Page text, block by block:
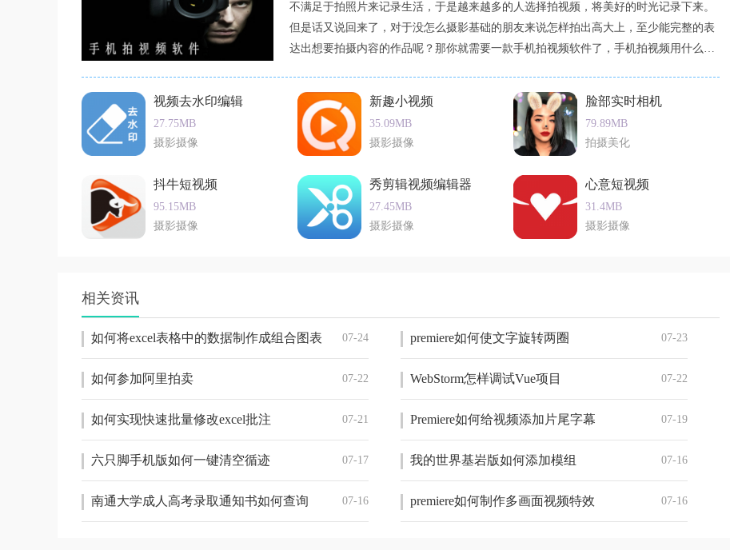
不满足于拍照片来记录生活，于是越来越多的人选择拍视频，将美好的时光记录下来。
但是话又说回来了，对于没怎么摄影基础的朋友来说怎样拍出高大上，至少能完整的表
达出想要拍摄内容的作品呢？那你就需要一款手机拍视频软件了，手机拍视频用什么软
缺点是拍摄时间不是很长，只有5分钟，如果想要长时间拍的话可以用美摄哦。当然下
面还有其它拍视频软件
视频去水印编辑
27.75MB
摄影摄像
新趣小视频
35.09MB
摄影摄像
脸部实时相机
79.89MB
拍摄美化
抖牛短视频
95.15MB
摄影摄像
秀剪辑视频编辑器
27.45MB
摄影摄像
心意短视频
31.4MB
摄影摄像
相关资讯
07-24
如何将excel表格中的数据制作成组合图表 07-23
premiere如何使文字旋转两圈
07-22
如何参加阿里拍卖 07-22
WebStorm怎样调试Vue项目
07-21
如何实现快速批量修改excel批注 07-19
Premiere如何给视频添加片尾字幕
07-17
六只脚手机版如何一键清空循迹 07-16
我的世界基岩版如何添加模组
07-16
南通大学成人高考录取通知书如何查询 07-16
premiere如何制作多画面视频特效